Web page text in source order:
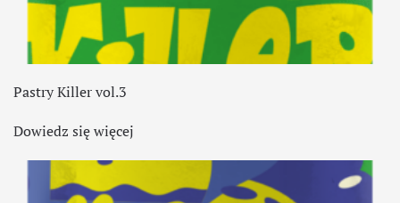
Pastry Killer vol.3
Dowiedz się więcej